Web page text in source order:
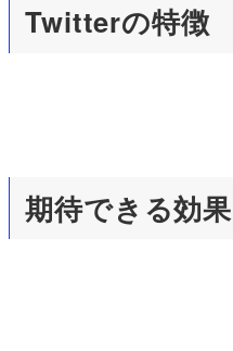
Twitterの特徴
期待できる効果